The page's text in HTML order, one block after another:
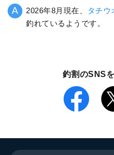
2026年8月現在、 タチウ
釣れているようです。
釣割のSNS